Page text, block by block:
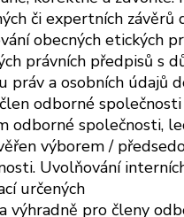
či expertních závěrů
obecných etických
právních předpisů s
práv a osobních údajů
odborné
odborné společnosti,
výborem /
Uvolňování
určených
výhradně pro členy